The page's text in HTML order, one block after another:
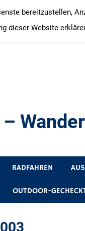
RADFAHREN
OUTDOOR-
bereitzustellen,
dieser Website